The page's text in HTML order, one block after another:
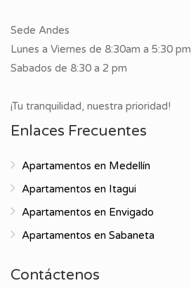
Sede Andes
Lunes a Viernes de 8:30am a 5:30 pm
Sabados de 8:30 a 2 pm
¡Tu tranquilidad, nuestra prioridad!
Enlaces Frecuentes
Apartamentos en Medellín
Apartamentos en Itagui
Apartamentos en Envigado
Apartamentos en Sabaneta
Contáctenos